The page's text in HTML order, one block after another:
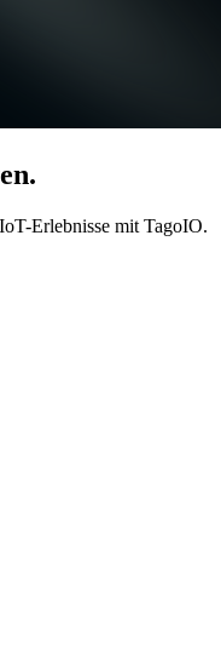
Erlebnisse mit TagoIO.